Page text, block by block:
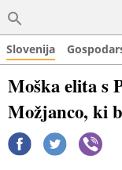
Slovenija
Moška elita s
Možjanco, ki